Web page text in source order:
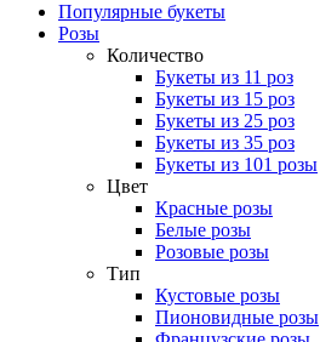
Популярные букеты
Розы
Количество
Букеты из 11 роз
Букеты из 15 роз
Букеты из 25 роз
Букеты из 35 роз
Букеты из 101 розы
Цвет
Красные розы
Белые розы
Розовые розы
Тип
Кустовые розы
Пионовидные розы